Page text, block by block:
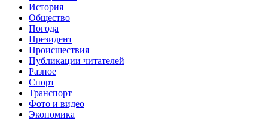
История
Общество
Погода
Президент
Происшествия
Публикации читателей
Разное
Спорт
Транспорт
Фото и видео
Экономика